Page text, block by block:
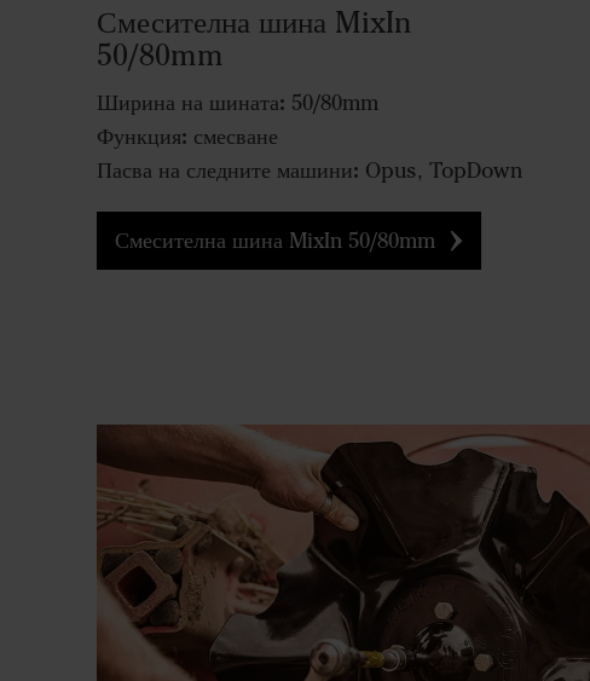
Смесителна шина MixIn
50/80mm
Ширина на шината: 50/80mm
Функция: смесване
Пасва на следните машини: Opus, TopDown
Смесителна шина MixIn 50/80mm